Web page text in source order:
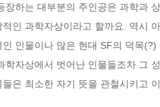
장하는 대부분의 주인공은 과학과
인 과학자상이라고 할까요. 역시
인물이나 많은 현대 SF의 덕목
학자상에서 벗어난 인물들조차 그
은 최소한 자기 뜻을 관철시키고